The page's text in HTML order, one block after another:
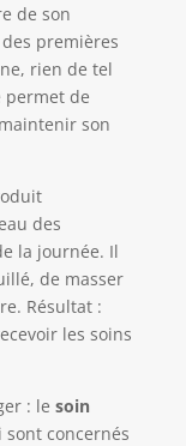
de son
premières
rien de tel
permet de
son
des
la journée. Il
de masser
Résultat :
les soins
: le soin
sont concernés